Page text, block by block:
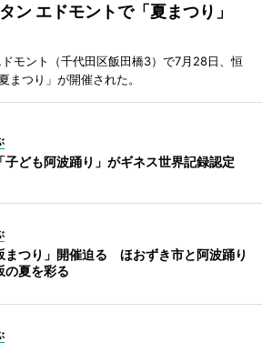
ン エドモントで「夏まつり」
モント（千代田区飯田橋3）で7月28日、恒
まつり」が開催された。
子ども阿波踊り」がギネス世界記録認定
まつり」開催迫る ほおずき市と阿波踊り
の夏を彩る